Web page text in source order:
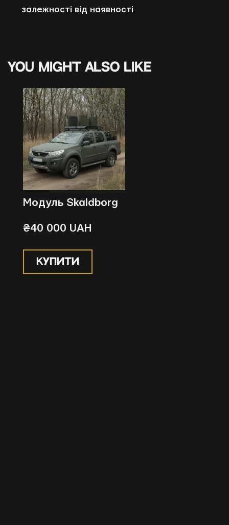
залежності від наявності
You might also like
Модуль Skaldborg
₴40 000 UAH
КУПИТИ